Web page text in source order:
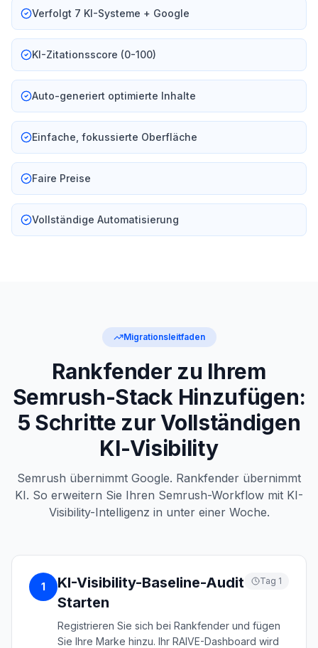
Verfolgt 7 KI-Systeme + Google
KI-Zitationsscore (0-100)
Auto-generiert optimierte Inhalte
Einfache, fokussierte Oberfläche
Faire Preise
Vollständige Automatisierung
Migrationsleitfaden
Rankfender zu Ihrem
Semrush-Stack Hinzufügen:
5 Schritte zur Vollständigen
KI-Visibility
Semrush übernimmt Google. Rankfender übernimmt
KI. So erweitern Sie Ihren Semrush-Workflow mit KI-
Visibility-Intelligenz in unter einer Woche.
1
KI-Visibility-Baseline-Audit
Starten
Tag 1
Registrieren Sie sich bei Rankfender und fügen
Sie Ihre Marke hinzu. Ihr RAIVE-Dashboard wird